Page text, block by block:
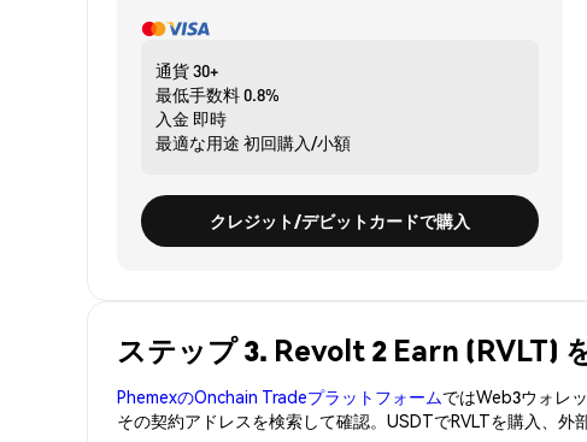
通貨30+
最低手数料0.8%
入金 即時
最適な用途 初回購入/小額
クレジット/デビットカードで購入
ステップ 3. Revolt 2 Earn (RVLT)
PhemexのOnchain TradeプラットフォームではWeb3ウォレ
その契約アドレスを検索して確認。USDTでRVLTを購入、外